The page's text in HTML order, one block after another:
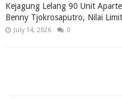
Kejagung Lelang 90 Unit
Benny Tjokrosaputro, Nilai
July 14, 2026 0